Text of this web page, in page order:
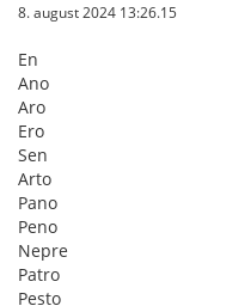
8. august 2024 13:26.15
En
Ano
Aro
Ero
Sen
Arto
Pano
Peno
Nepre
Patro
Pesto